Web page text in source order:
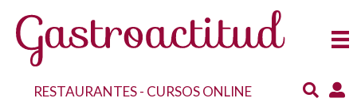
RESTAURANTES- CURSOS ONLINE